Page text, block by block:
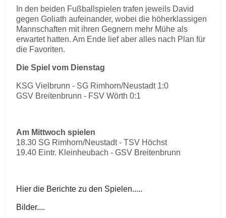
In den beiden Fußballspielen trafen jeweils David
gegen Goliath aufeinander, wobei die höherklassigen
Mannschaften mit ihren Gegnern mehr Mühe als
erwartet hatten. Am Ende lief aber alles nach Plan für
die Favoriten.
Die Spiel vom Dienstag
KSG Vielbrunn - SG Rimhorn/Neustadt 1:0
GSV Breitenbrunn - FSV Wörth 0:1
Am Mittwoch spielen
18.30 SG Rimhorn/Neustadt - TSV Höchst
19.40 Eintr. Kleinheubach - GSV Breitenbrunn
Hier die Berichte zu den Spielen.....
Bilder....